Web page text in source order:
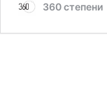
360 степени